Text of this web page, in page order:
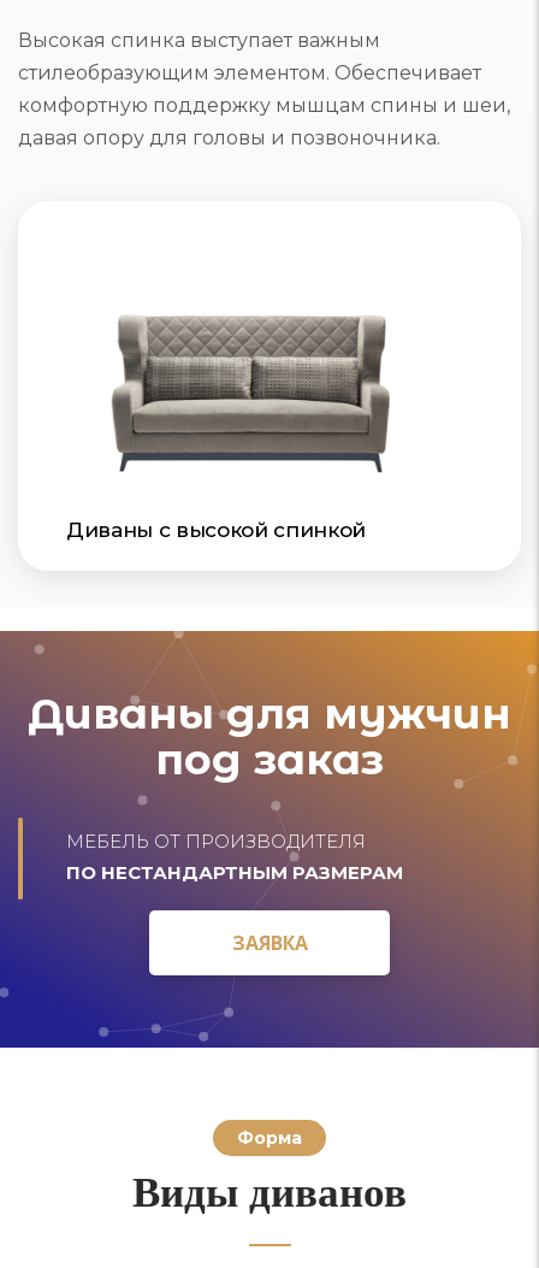
Высокая спинка выступает важным
стилеобразующим элементом. Обеспечивает
комфортную поддержку мышцам спины и шеи,
давая опору для головы и позвоночника.
Диваны с высокой спинкой
Диваны для мужчин
под заказ
МЕБЕЛЬ ОТ ПРОИЗВОДИТЕЛЯ
ПО НЕСТАНДАРТНЫМ РАЗМЕРАМ
ЗАЯВКА
ЗАЯВКА
Форма
Виды диванов